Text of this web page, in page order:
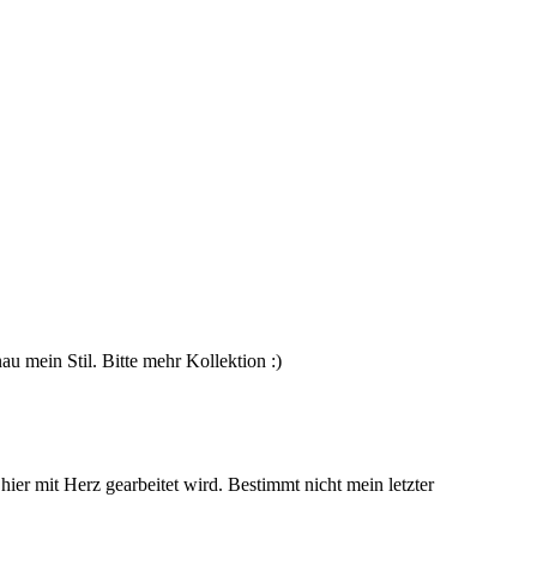
mein Stil. Bitte mehr Kollektion :)
mit Herz gearbeitet wird. Bestimmt nicht mein letzter